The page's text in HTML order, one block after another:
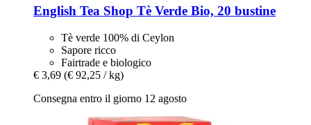
English Tea Shop Tè Verde Bio, 20 bustine
Tè verde 100% di Ceylon
Sapore ricco
Fairtrade e biologico
€ 3,69 (€ 92,25 / kg)
Consegna entro il giorno 12 agosto